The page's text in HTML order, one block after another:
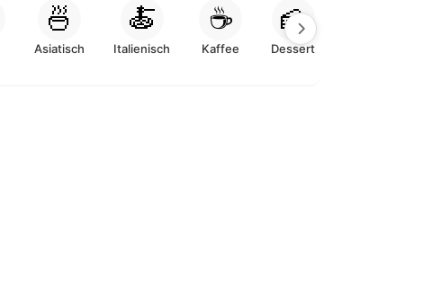
🍜
Asiatisch
🍝
Italienisch
☕
Kaffee
🍰
Dessert